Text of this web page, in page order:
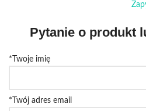
Pytanie o produkt
*Twoje imię
*Twój adres email